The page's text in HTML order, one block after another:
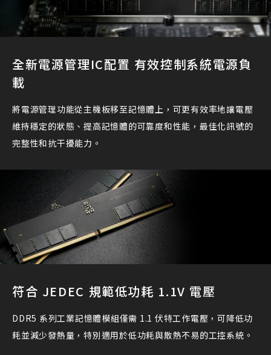
全新電源管理IC配置 有效控制系統電源負
載
將電源管理功能從主機板移至記憶體上，可更有效率地讓電壓
維持穩定的狀態、提高記憶體的可靠度和性能，最佳化訊號的
完整性和抗干擾能力。
符合 JEDEC 規範低功耗 1.1V 電壓
DDR5 系列工業記憶體模組僅需 1.1 伏特工作電壓，可降低功
耗並減少發熱量，特別適用於低功耗與散熱不易的工控系統。